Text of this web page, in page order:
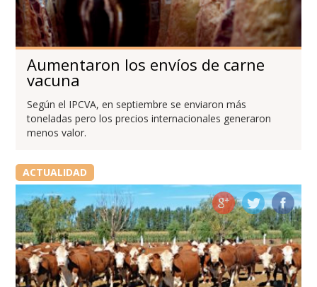
Aumentaron los envíos de carne
vacuna
Según el IPCVA, en septiembre se enviaron más
toneladas pero los precios internacionales generaron
menos valor.
ACTUALIDAD